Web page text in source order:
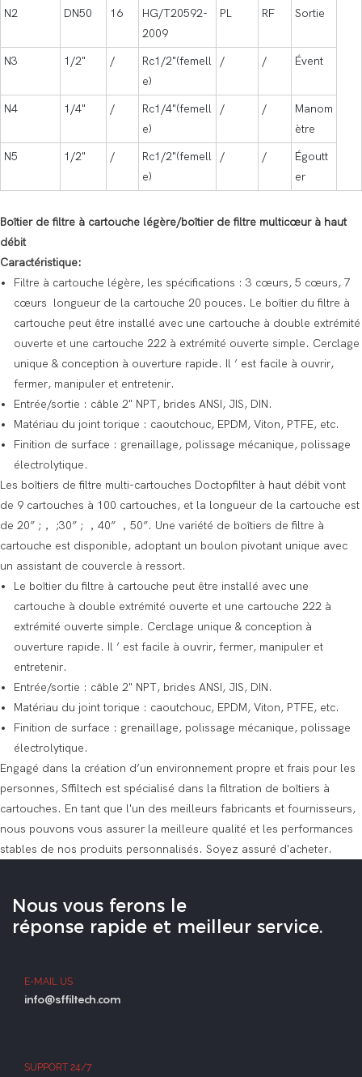
N2 DN50 16
HG/T20592-
2009
PL RF Sortie
N3 1/2" /
Rc1/2"(femell
e)
/ / Évent
N4 1/4" /
Rc1/4"(femell
e)
/ /
Manom
ètre
N5
1/2" /
Rc1/2"(femell
e)
/ /
Égoutt
er
Boîtier de filtre à cartouche légère/boîtier de filtre multicœur à haut
débit
Caractéristique:
Filtre à cartouche légère, les spécifications : 3 cœurs, 5 cœurs, 7
cœurs longueur de la cartouche 20 pouces. Le boîtier du filtre à
cartouche peut être installé avec une cartouche à double extrémité
ouverte et une cartouche 222 à extrémité ouverte simple. Cerclage
unique & conception à ouverture rapide. Il ’ est facile à ouvrir,
fermer, manipuler et entretenir.
Entrée/sortie : câble 2" NPT, brides ANSI, JIS, DIN.
Matériau du joint torique : caoutchouc, EPDM, Viton, PTFE, etc.
Finition de surface : grenaillage, polissage mécanique, polissage
électrolytique.
Les boîtiers de filtre multi-cartouches Doctopfilter à haut débit vont
de 9 cartouches à 100 cartouches, et la longueur de la cartouche est
de 20” ;， ;30” ; ，40” ，50”. Une variété de boîtiers de filtre à
cartouche est disponible, adoptant un boulon pivotant unique avec
un assistant de couvercle à ressort.
Le boîtier du filtre à cartouche peut être installé avec une
cartouche à double extrémité ouverte et une cartouche 222 à
extrémité ouverte simple. Cerclage unique & conception à
ouverture rapide. Il ’ est facile à ouvrir, fermer, manipuler et
entretenir.
Entrée/sortie : câble 2" NPT, brides ANSI, JIS, DIN.
Matériau du joint torique : caoutchouc, EPDM, Viton, PTFE, etc.
Finition de surface : grenaillage, polissage mécanique, polissage
électrolytique.
Engagé dans la création d’un environnement propre et frais pour les
personnes, Sffiltech est spécialisé dans la filtration de boîtiers à
cartouches. En tant que l'un des meilleurs fabricants et fournisseurs,
nous pouvons vous assurer la meilleure qualité et les performances
stables de nos produits personnalisés. Soyez assuré d'acheter.
Nous vous ferons le
réponse rapide et meilleur service.
E-MAIL US
info@sffiltech.com
SUPPORT 24/7